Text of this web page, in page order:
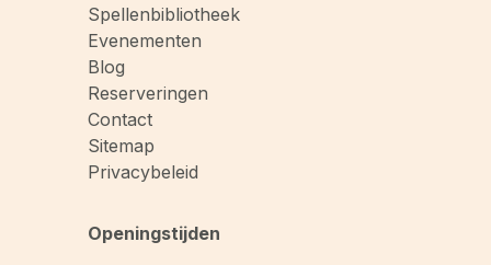
Spellenbibliotheek
Evenementen
Blog
Reserveringen
Contact
Sitemap
Privacybeleid
Openingstijden